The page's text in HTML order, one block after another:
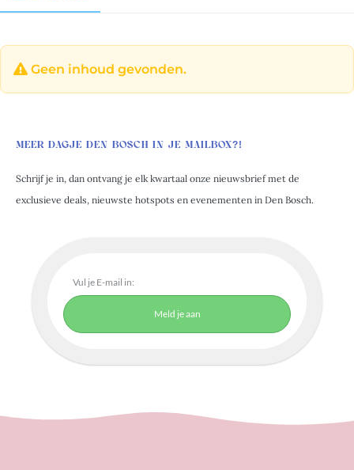
Geen inhoud gevonden.
MEER DAGJE DEN BOSCH IN JE MAILBOX?!
Schrijf je in, dan ontvang je elk kwartaal onze nieuwsbrief met de
exclusieve deals, nieuwste hotspots en evenementen in Den Bosch.
Meld je aan